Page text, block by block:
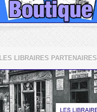
LES LIBRAIRES PARTENAIRES